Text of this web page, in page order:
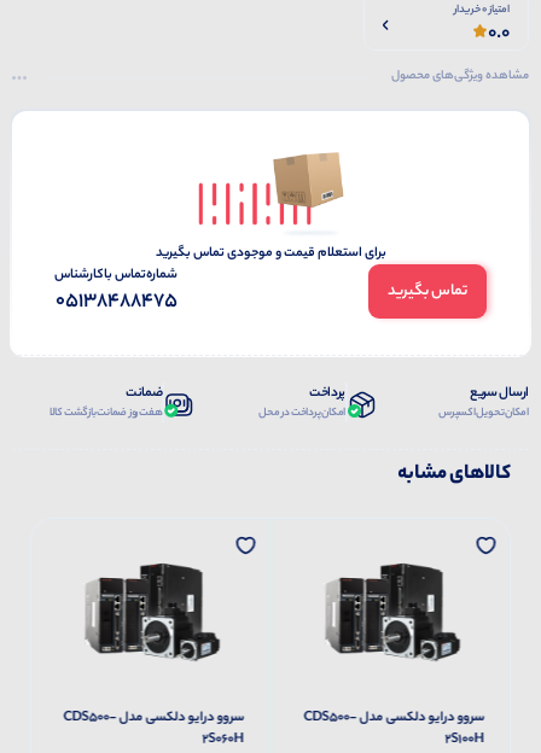
امتیاز 0 خریدار
0.0
مشاهده ویژگی‌های محصول
برای استعلام قیمت و موجودی تماس بگیرید
تماس بگیرید
شماره‌تماس‌ با‌کارشناس
05138488475
ارسال سریع
امکان تحویل اکسپرس
پرداخت
امکان پرداخت در محل
ضمانت
هفت روز ضمانت بازگشت کالا
کالاهای مشابه
سروو درایو دلکسی مدل CDS500-
2S100H
سروو درایو دلکسی مدل CDS500-
2S060H